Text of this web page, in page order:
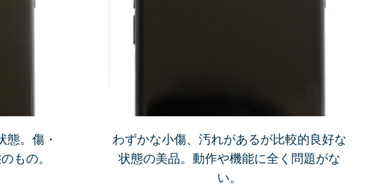
態。傷・
もの。
わずかな小傷、汚れがあるが比較的良好な
状態の美品。動作や機能に全く問題がな
い。